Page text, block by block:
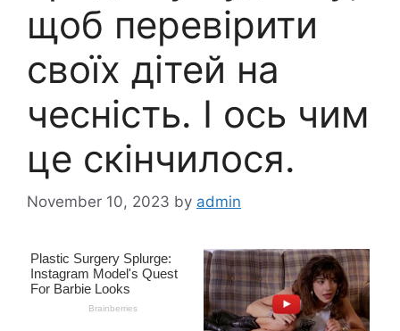
щоб перевірити
своїх дітей на
чесність. І ось чим
це скінчилося.
November 10, 2023 by admin